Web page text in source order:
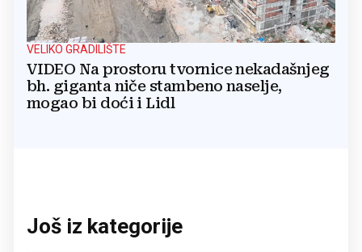
VELIKO GRADILIŠTE
VIDEO Na prostoru tvornice nekadašnjeg
bh. giganta niče stambeno naselje,
mogao bi doći i Lidl
Još iz kategorije